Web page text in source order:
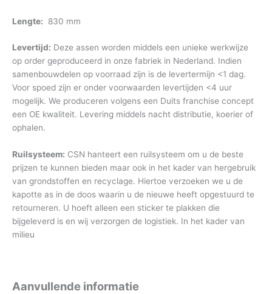
Lengte: 830 mm
Levertijd: Deze assen worden middels een unieke werkwijze
op order geproduceerd in onze fabriek in Nederland. Indien
samenbouwdelen op voorraad zijn is de levertermijn <1 dag.
Voor spoed zijn er onder voorwaarden levertijden <4 uur
mogelijk. We produceren volgens een Duits franchise concept
een OE kwaliteit. Levering middels nacht distributie, koerier of
ophalen.
Ruilsysteem: CSN hanteert een ruilsysteem om u de beste
prijzen te kunnen bieden maar ook in het kader van hergebruik
van grondstoffen en recyclage. Hiertoe verzoeken we u de
kapotte as in de doos waarin u de nieuwe heeft opgestuurd te
retourneren. U hoeft alleen een sticker te plakken die
bijgeleverd is en wij verzorgen de logistiek. In het kader van
milieu
Aanvullende informatie